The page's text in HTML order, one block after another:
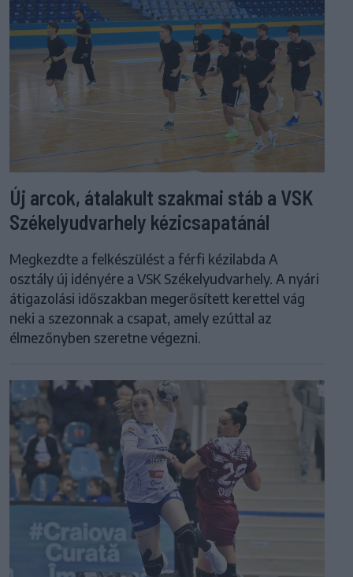
Új arcok, átalakult szakmai stáb a VSK
Székelyudvarhely kézicsapatánál
Megkezdte a felkészülést a férfi kézilabda A
osztály új idényére a VSK Székelyudvarhely. A nyári
átigazolási időszakban megerősített kerettel vág
neki a szezonnak a csapat, amely ezúttal az
élmezőnyben szeretne végezni.